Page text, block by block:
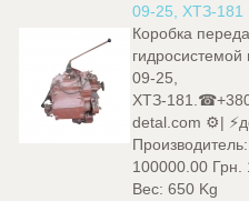
09-25, ХТЗ-181
Коробка
гидросистемой
09-25,
ХТЗ-
detal.com ⚙️|
Производитель:
100000.00 Грн.
Вес: 650 Kg